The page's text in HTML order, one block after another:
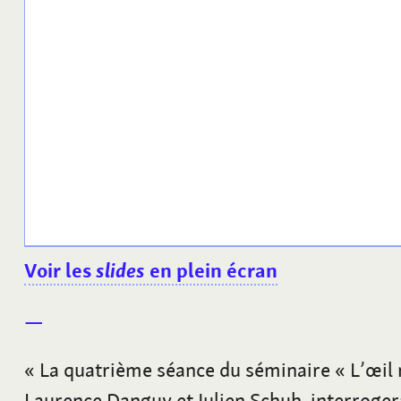
Voir lesslides en plein écran
« La quatrième séance du séminaire «